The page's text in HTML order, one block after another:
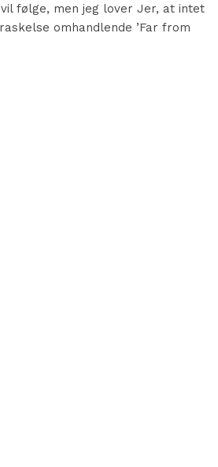
vil følge, men jeg lover Jer, at intet
omhandlende ’Far from